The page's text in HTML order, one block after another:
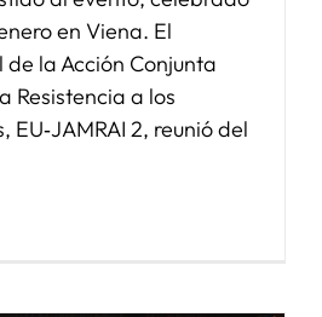
en Viena. El
la Acción Conjunta
Resistencia a los
2, reunió del